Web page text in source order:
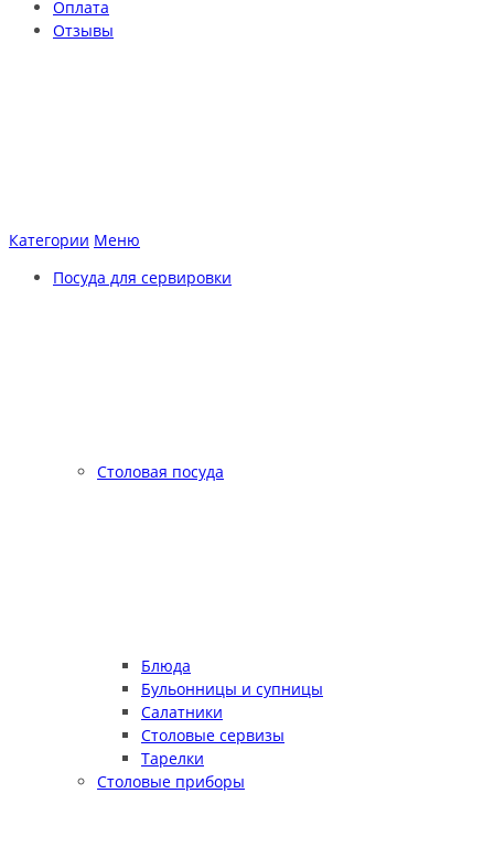
Оплата
Отзывы
Категории Меню
Посуда для сервировки
Столовая посуда
Блюда
Бульонницы и супницы
Салатники
Столовые сервизы
Тарелки
Столовые приборы